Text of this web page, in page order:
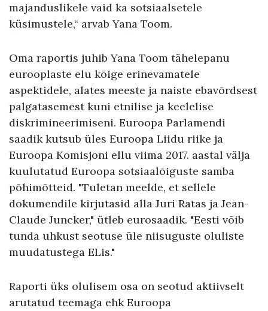
majanduslikele vaid ka sotsiaalsetele
küsimustele,“ arvab Yana Toom.
Oma raportis juhib Yana Toom tähelepanu
eurooplaste elu kõige erinevamatele
aspektidele, alates meeste ja naiste ebavõrdsest
palgatasemest kuni etnilise ja keelelise
diskrimineerimiseni. Euroopa Parlamendi
saadik kutsub üles Euroopa Liidu riike ja
Euroopa Komisjoni ellu viima 2017. aastal välja
kuulutatud Euroopa sotsiaalõiguste samba
põhimõtteid. "Tuletan meelde, et sellele
dokumendile kirjutasid alla Juri Ratas ja Jean-
Claude Juncker," ütleb eurosaadik. "Eesti võib
tunda uhkust seotuse üle niisuguste oluliste
muudatustega ELis."
Raporti üks olulisem osa on seotud aktiivselt
arutatud teemaga ehk Euroopa